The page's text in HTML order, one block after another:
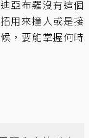
亞布羅沒有這個
用來撞人或是接
，要能掌握何時